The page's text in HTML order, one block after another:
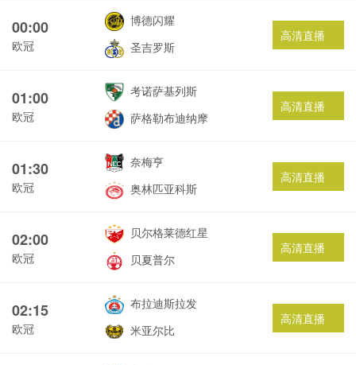
00:00
欧冠
博德闪耀
圣吉罗斯
高清直播
01:00
欧冠
考诺萨基列斯
萨格勒布迪纳摩
高清直播
01:30
欧冠
奈梅亨
奥林匹亚科斯
高清直播
02:00
欧冠
贝尔格莱德红星
贝夏普尔
高清直播
02:15
欧冠
布拉迪斯拉发
米亚尔比
高清直播